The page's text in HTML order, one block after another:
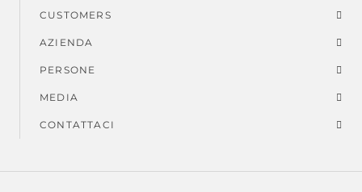
piè
di
pagina
CUSTOMERS
AZIENDA
PERSONE
MEDIA
CONTATTACI